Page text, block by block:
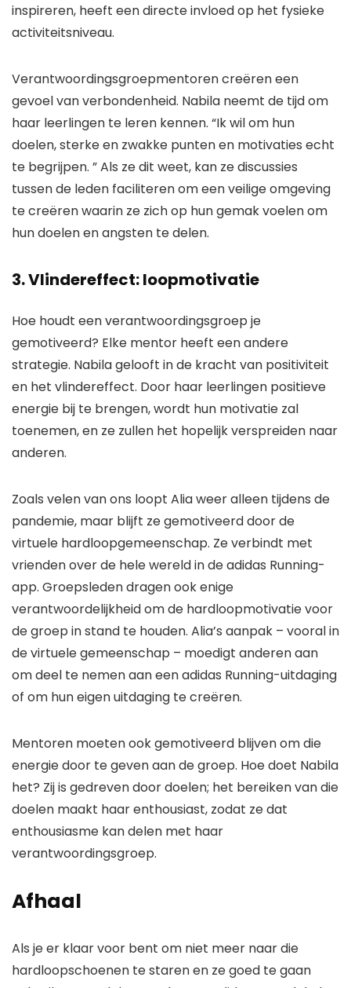
inspireren, heeft een directe invloed op het fysieke
activiteitsniveau.
Verantwoordingsgroepmentoren creëren een
gevoel van verbondenheid. Nabila neemt de tijd om
haar leerlingen te leren kennen. “Ik wilom hun
doelen, sterke en zwakke punten en motivaties echt
te begrijpen. ” Als ze dit weet, kan ze discussies
tussen de leden faciliteren om een ​​veilige omgeving
te creëren waarin ze zich op hun gemak voelen om
hun doelen en angsten te delen.
3. Vlindereffect: loopmotivatie
Hoe houdt een verantwoordingsgroep je
gemotiveerd? Elke mentor heeft een andere
strategie. Nabila gelooft in de kracht van positiviteit
en het vlindereffect. Door haar leerlingen positieve
energie bij te brengen, wordt hun motivatie zal
toenemen, en ze zullen het hopelijk verspreiden naar
anderen.
Zoals velen van ons loopt Alia weer alleen tijdens de
pandemie, maar blijft ze gemotiveerd door de
virtuele hardloopgemeenschap. Zeverbindt met
vriendenover de hele wereld in deadidas Running-
app. Groepsleden dragen ook enige
verantwoordelijkheid om de hardloopmotivatie voor
de groep in stand te houden. Alia’s aanpak – vooral in
de virtuele gemeenschap – moedigt anderen aan
om deel te nemen aan een adidas Running-uitdaging
of om hun eigen uitdaging te creëren.
Mentoren moeten ook gemotiveerd blijven om die
energie door te geven aan de groep. Hoe doet Nabila
het? Zij is gedreven door doelen; het bereiken van die
doelen maakt haar enthousiast, zodat ze dat
enthousiasme kan delen met haar
verantwoordingsgroep.
Afhaal
Als je er klaar voor bent om niet meer naar die
hardloopschoenen te staren en ze goed te gaan